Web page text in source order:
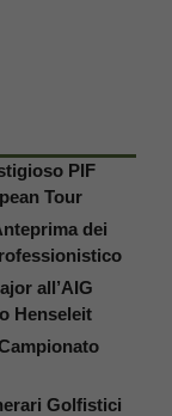
PIF
Tour
dei
all’AIG
Henseleit
Golfistici